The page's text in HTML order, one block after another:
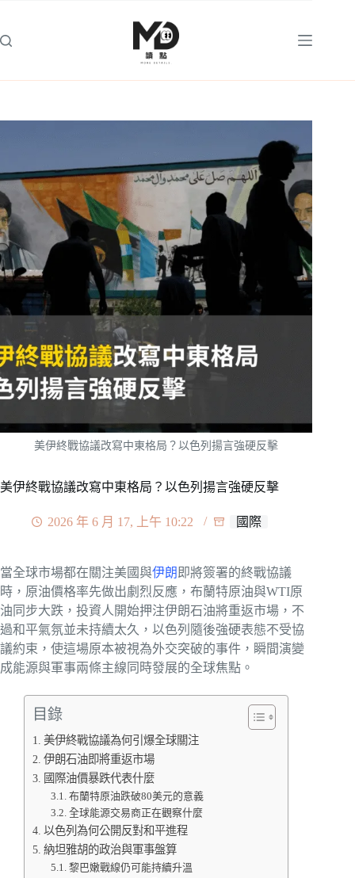
主
美伊終戰協議改寫中東格局？以色列揚言強硬反擊
美伊終戰協議改寫中東格局？以色列揚言強硬反擊
2026 年 6 月 17, 上午 10:22 國際
當全球市場都在關注美國與伊朗 即將簽署的終戰協議
時，原油價格率先做出劇烈反應，布蘭特原油與WTI原
油同步大跌，投資人開始押注伊朗石油將重返市場，不
過和平氣氛並未持續太久，以色列隨後強硬表態不受協
議約束，使這場原本被視為外交突破的事件，瞬間演變
成能源與軍事兩條主線同時發展的全球焦點。
目錄
美伊終戰協議為何引爆全球關注
伊朗石油即將重返市場
國際油價暴跌代表什麼
布蘭特原油跌破80美元的意義
全球能源交易商正在觀察什麼
以色列為何公開反對和平進程
納坦雅胡的政治與軍事盤算
黎巴嫩戰線仍可能持續升溫